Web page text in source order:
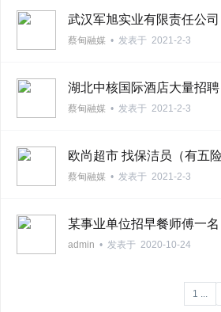
武汉军旭实业有限责任公
蔡甸融媒 • 发表于 2021-2-3
湖北中核国际酒店大量招聘
蔡甸融媒 • 发表于 2021-2-3
欧尚超市 找保洁员（有五险
蔡甸融媒 • 发表于 2021-2-3
某事业单位招早餐师傅一名
admin • 发表于 2020-10-24
1 ...